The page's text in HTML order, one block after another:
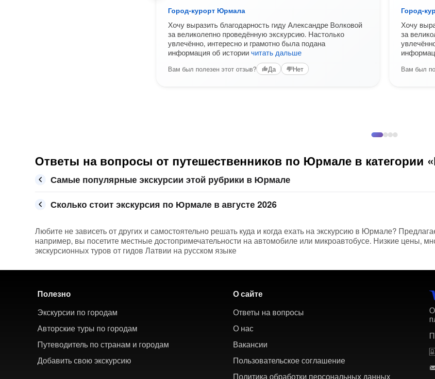
Город-курорт Юрмала
Хочу выразить благодарность гиду Александре Волковой
за великолепно проведённую экскурсию. Настолько
увлечённо, интересно и грамотно была подана
информация об историичитать дальше
Вам был полезен этот отзыв? Да Нет
Город-
Хочу
за
Вам был
Ответы на вопросы от путешественников по Юрмале в категории
Самые популярные экскурсии этой рубрики в Юрмале
Сколько стоит экскурсия по Юрмале в августе 2026
Любите не зависеть от других и самостоятельно решать куда и когда ехать на экскурсию в Юрмале?
например, вы посетите местные достопримечательности на автомобиле или микроавтобусе. Низкие цены,
экскурсионных туров от гидов Латвии на русском языке
Полезно
Экскурсии по городам
Авторские туры по городам
Путеводитель по странам и городам
Добавить свою экскурсию
О сайте
Ответы на вопросы
О нас
Вакансии
Пользовательское соглашение
Политика обработки персональных данных